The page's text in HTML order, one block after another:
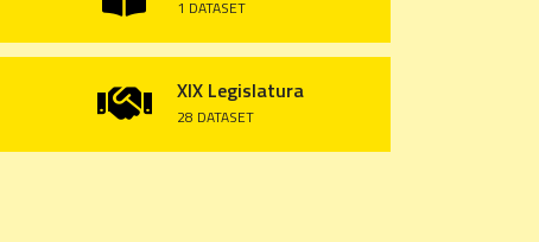
1 DATASET
 XIX Legislatura
28 DATASET